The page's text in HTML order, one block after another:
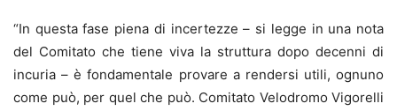
“In questa fase piena di incertezze – si legge in una nota
del Comitato che tiene viva la struttura dopo decenni di
incuria – è fondamentale provare a rendersi utili, ognuno
come può, per quel che può. Comitato Velodromo Vigorelli